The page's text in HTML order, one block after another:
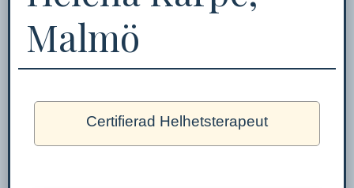
Malmö
Certifierad Helhetsterapeut